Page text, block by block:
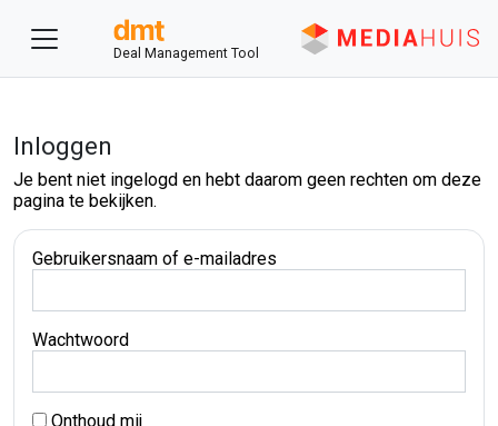
Deal Management Tool
Inloggen
Je bent niet ingelogd en hebt daarom geen rechten om deze
pagina te bekijken.
Gebruikersnaam of e-mailadres
Wachtwoord
Onthoud mij